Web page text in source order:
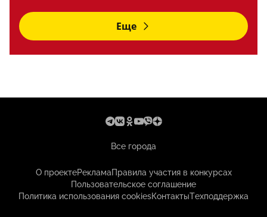
Еще
Все города
О проектеРекламаПравила участия в конкурсах
Пользовательское соглашение
Политика использования cookiesКонтактыТехподдержка